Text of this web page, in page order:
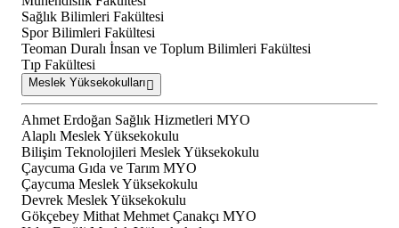
Sağlık Bilimleri Fakültesi
Spor Bilimleri Fakültesi
Teoman Duralı İnsan ve Toplum Bilimleri Fakültesi
Tıp Fakültesi
Meslek Yüksekokulları
Ahmet Erdoğan Sağlık Hizmetleri MYO
Alaplı Meslek Yüksekokulu
Bilişim Teknolojileri Meslek Yüksekokulu
Çaycuma Gıda ve Tarım MYO
Çaycuma Meslek Yüksekokulu
Devrek Meslek Yüksekokulu
Gökçebey Mithat Mehmet Çanakçı MYO